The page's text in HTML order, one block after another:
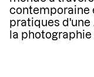
contemporaine
pratiques d'une
la photographie